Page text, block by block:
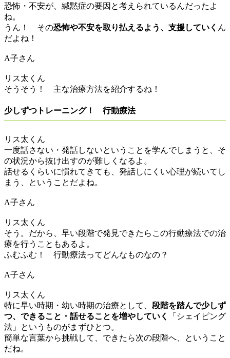
恐怖・不安が、緘黙症の要因と考えられているんだったよ
ね。
うん！ その恐怖や不安を取り払えるよう、支援していく ん
だよね！
A子さん
リス太くん
そうそう！ 主な治療方法を紹介するね！
少しずつトレーニング！ 行動療法
リス太くん
一度話さない・発話しないということを学んでしまうと、そ
の状況から抜け出すのが難しくなるよ。
話せるくらいに慣れてきても、発話しにくい心理が続いてし
まう、ということだよね。
A子さん
リス太くん
そう。だから、早い段階で発見できたらこの行動療法での治
療を行うこともあるよ。
ふむふむ！ 行動療法ってどんなものなの？
A子さん
リス太くん
特に早い時期・幼い時期の治療として、 段階を踏んで少しず
つ、できること・話せることを増やしていく
「シェイピング
法」というものがまずひとつ。
簡単な言葉から挑戦して、できたら次の段階へ、ということ
だね。